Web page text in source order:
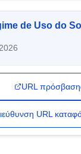
de Uso do
URL
URL